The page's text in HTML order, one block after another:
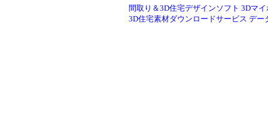
間取り＆3D住宅デザインソフト 3Dマ
3D住宅素材ダウンロードサービス デー